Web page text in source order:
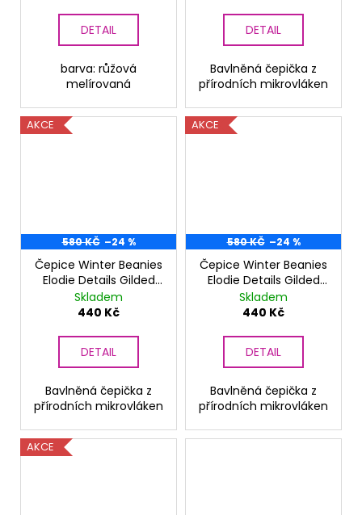
DETAIL
barva: růžová
melírovaná
DETAIL
Bavlněná čepička z
přírodních mikrovláken
AKCE
580 KČ –24 %
Čepice Winter Beanies
Elodie Details Gilded
Everest Feathers
Skladem
440 Kč
DETAIL
Bavlněná čepička z
přírodních mikrovláken
AKCE
580 KČ –24 %
Čepice Winter Beanies
Elodie Details Gilded
Playful Pepe
Skladem
440 Kč
DETAIL
Bavlněná čepička z
přírodních mikrovláken
AKCE